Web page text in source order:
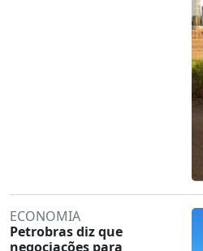
ECONOMIA
Petrobras diz que
negociações para